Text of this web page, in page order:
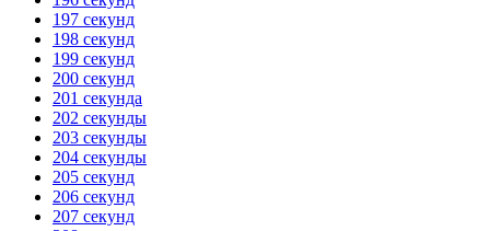
197 секунд
198 секунд
199 секунд
200 секунд
201 секунда
202 секунды
203 секунды
204 секунды
205 секунд
206 секунд
207 секунд